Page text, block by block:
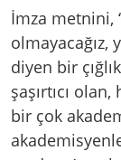
İmza metnini,
olmayacağız,
diyen bir
şaşırtıcı
bir çok